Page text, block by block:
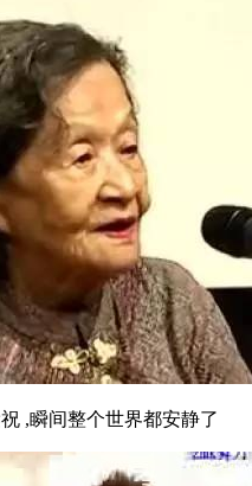
,瞬间整个世界都安静了